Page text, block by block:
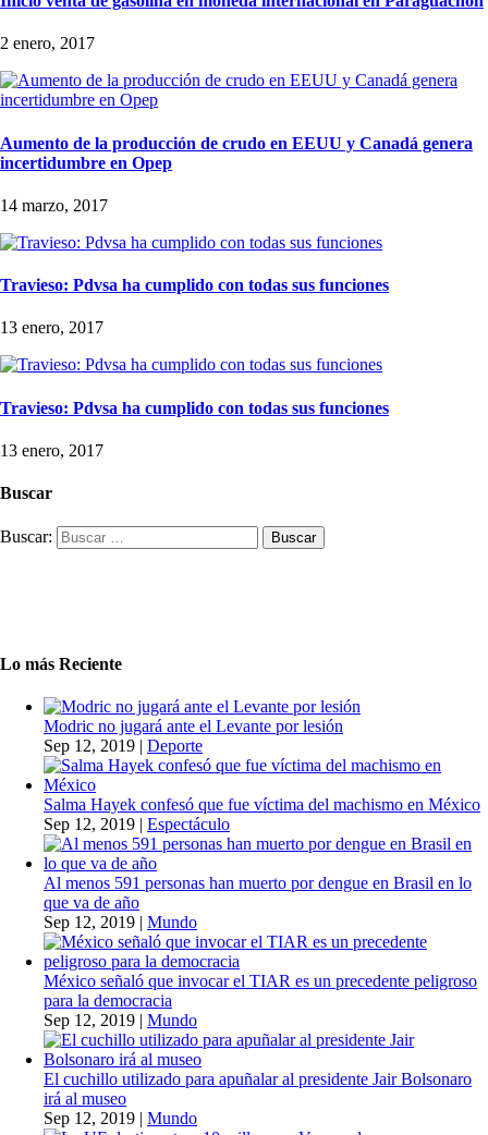
2 enero, 2017
Aumento de la producción de crudo en EEUU y Canadá genera
incertidumbre en Opep
14 marzo, 2017
Travieso: Pdvsa ha cumplido con todas sus funciones
13 enero, 2017
Travieso: Pdvsa ha cumplido con todas sus funciones
13 enero, 2017
Buscar
Buscar:
Lo más Reciente
Modric no jugará ante el Levante por lesión
Sep 12, 2019 | Deporte
Salma Hayek confesó que fue víctima del machismo en México
Sep 12, 2019 | Espectáculo
Al menos 591 personas han muerto por dengue en Brasil en lo
que va de año
Sep 12, 2019 | Mundo
México señaló que invocar el TIAR es un precedente peligroso
para la democracia
Sep 12, 2019 | Mundo
El cuchillo utilizado para apuñalar al presidente Jair Bolsonaro
irá al museo
Sep 12, 2019 | Mundo